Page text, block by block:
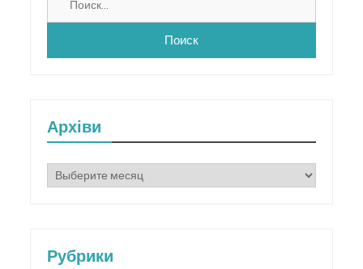
Архіви
Архіви
Рубрики